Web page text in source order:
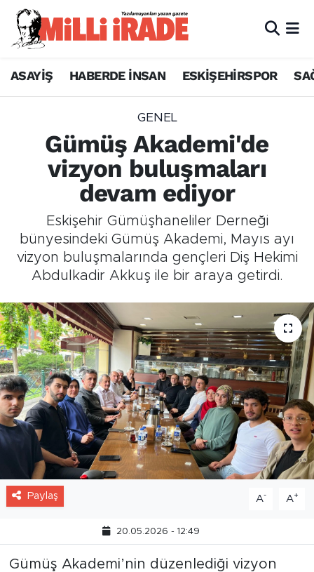
ASAYİŞ HABERDE İNSAN ESKİŞEHİRSPOR
GENEL
Gümüş Akademi'de
vizyon buluşmaları
devam ediyor
Eskişehir Gümüşhaneliler Derneği
bünyesindeki Gümüş Akademi, Mayıs ayı
vizyon buluşmalarında gençleri Diş Hekimi
Abdulkadir Akkuş ile bir araya getirdi.
Paylaş A- A+
20.05.2026 - 12:49
Gümüş Akademi’nin düzenlediği vizyon